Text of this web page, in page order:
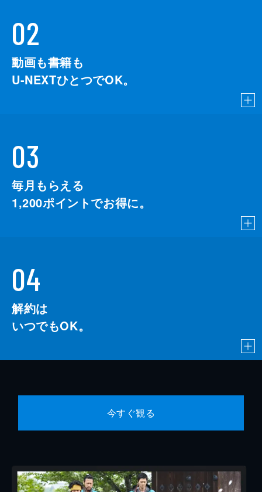
02
動画も書籍も
U-NEXTひとつでOK。
03
毎月もらえる
1,200ポイントでお得に。
04
解約は
いつでもOK。
今すぐ観る